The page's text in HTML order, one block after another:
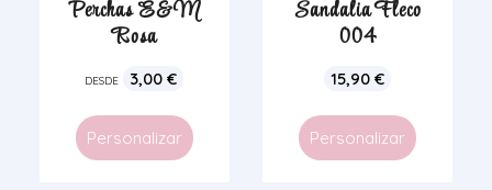
Perchas E&M
Rosa
DESDE 3,00€
Personalizar
Sandalia Fleco
004
15,90€
Personalizar